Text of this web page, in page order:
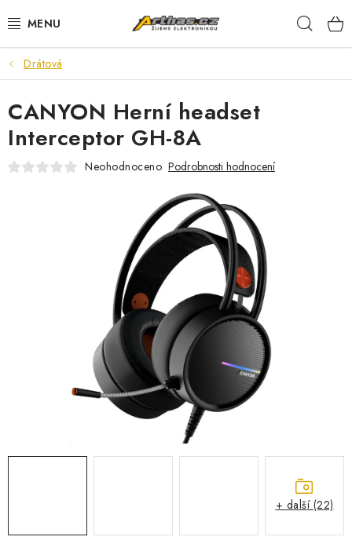
na
TELEFONY, TABLETY
POČÍTAČE, NOTEBOOKY
PRO HRÁČE
PŘEDVÁDĚCÍ ELEKTRONIKA
FIRMY, ŠKOLY, PARTNEŘI
Drátová
CANYON Herní headset
Interceptor GH-8A
Neohodnoceno Podrobnosti hodnocení
+ další (22)